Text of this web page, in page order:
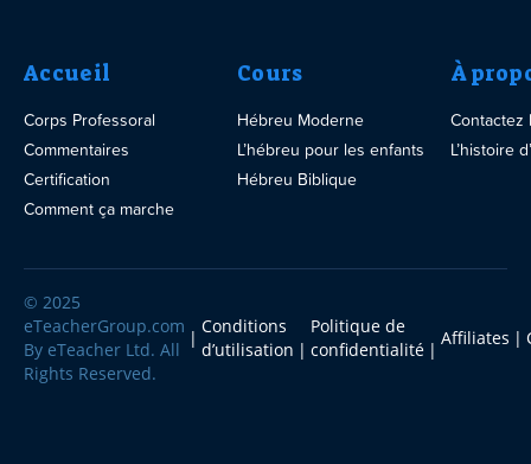
Accueil
Corps Professoral
Commentaires
Certification
Comment ça marche
Cours
Hébreu Moderne
L’hébreu pour les enfants
Hébreu Biblique
À
Contactez
L’histoire
© 2025
eTeacherGroup.com
By eTeacher Ltd. All
Rights Reserved.
Conditions
d’utilisation
Politique de
confidentialité
Affiliates